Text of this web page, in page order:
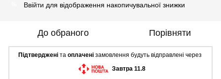
Ввійти для відображення накопичувальної знижки
До обраного Порівняти
Підтверджені та оплаченізамовлення будуть відправлені через
Завтра 11.8